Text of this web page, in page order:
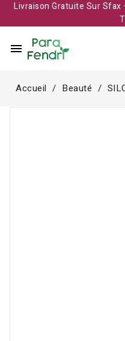
Livraison Gratuite Sur Sfax
menu
Accueil Beauté